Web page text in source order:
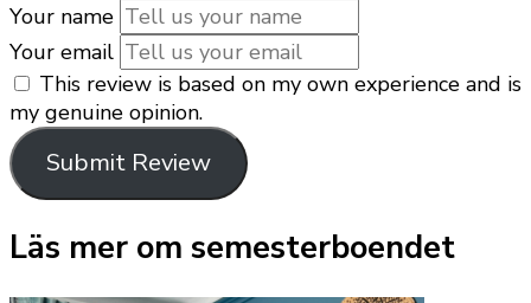
Your name
Your email
This review is based on my own experience and is
my genuine opinion.
Submit Review
Läs mer om semesterboendet